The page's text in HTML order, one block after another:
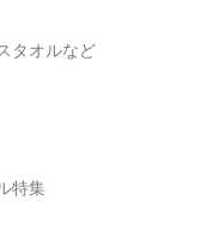
タオルなど
特集